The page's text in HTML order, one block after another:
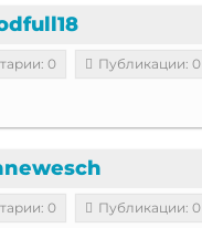
0 Публикации: 0
0 Публикации: 0